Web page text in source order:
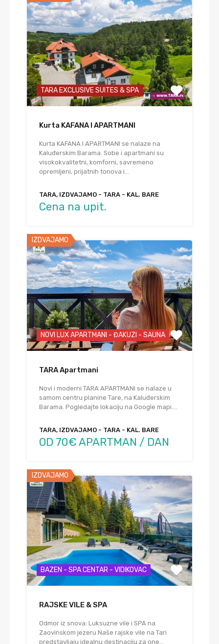
TARA EXCLUSIVE SUITES & SPA
Kurta KAFANA I APARTMANI
Kurta KAFANA I APARTMANI se nalaze na
Kaluđerskim Barama. Sobe i apartmani su
visokokvalitetni, komforni, savremeno
opremljeni, prijatnih tonova i…
TARA, IZDVAJAMO - TARA - KAL. BARE
Cena na upit.
IZDVAJAMO
NOVI LUX APARTMANI - ĐAKUZI - SAUNA
TARA Apartmani
Novi i moderni TARA APARTMANI se nalaze u
samom centru planine Tare, na Kaluđerskim
Barama. Pogledajte lokaciju na Google mapi.…
TARA, IZDVAJAMO - TARA - KAL. BARE
OD 70€ APARTMAN / DAN
IZDVAJAMO
BAZEN - SPA CENTAR - VIDIKOVAC
RAJSKE VILE & SPA
Odmor iz snova: Luksuzne vile i SPA na
Zaovinskom jezeru Naše rajske vile na Tari
predstavljaju idealnu destinaciju za one…